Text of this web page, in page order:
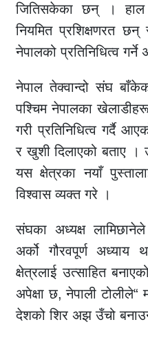
जितिसकेका छन् । हाल
नियमित प्रशिक्षणरत छन् र
नेपालको प्रतिनिधित्व
नेपाल तेक्वान्दो संघ
पश्चिम नेपालका
गरी प्रतिनिधित्व गर्दै
र खुशी दिलाएको बताए
यस क्षेत्रका नयाँ
विश्वास व्यक्त गरे ।
संघका अध्यक्ष
अर्को गौरवपूर्ण
क्षेत्रलाई उत्साहित
अपेक्षा छ, नेपाली टोलीले“
देशको शिर अझ उँचो